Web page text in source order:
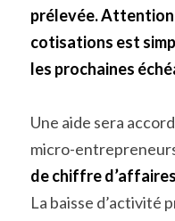
prélevée. Attention
cotisations est
les prochaines
Une aide sera
micro-
de chiffre
La baisse d’activité